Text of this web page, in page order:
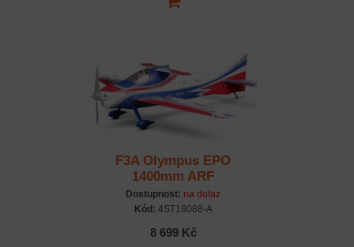
F3A Olympus EPO
1400mm ARF
Dostupnost: na dotaz
Kód: 4ST18088-A
8 699 Kč